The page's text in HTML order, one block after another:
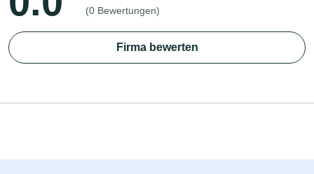
(0 Bewertungen)
Firma bewerten